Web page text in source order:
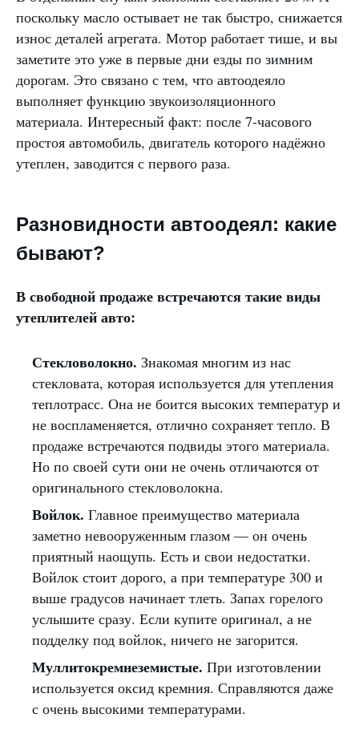
поскольку масло остывает не так быстро, снижается
износ деталей агрегата. Мотор работает тише, и вы
заметите это уже в первые дни езды по зимним
дорогам. Это связано с тем, что автоодеяло
выполняет функцию звукоизоляционного
материала. Интересный факт: после 7-часового
простоя автомобиль, двигатель которого надёжно
утеплен, заводится с первого раза.
Разновидности автоодеял: какие
бывают?
В свободной продаже встречаются такие виды
утеплителей авто:
Стекловолокно. Знакомая многим из нас
стекловата, которая используется для утепления
теплотрасс. Она не боится высоких температур и
не воспламеняется, отлично сохраняет тепло. В
продаже встречаются подвиды этого материала.
Но по своей сути они не очень отличаются от
оригинального стекловолокна.
Войлок. Главное преимущество материала
заметно невооруженным глазом — он очень
приятный наощупь. Есть и свои недостатки.
Войлок стоит дорого, а при температуре 300 и
выше градусов начинает тлеть. Запах горелого
услышите сразу. Если купите оригинал, а не
подделку под войлок, ничего не загорится.
Муллитокремнеземистые. При изготовлении
используется оксид кремния. Справляются даже
с очень высокими температурами.